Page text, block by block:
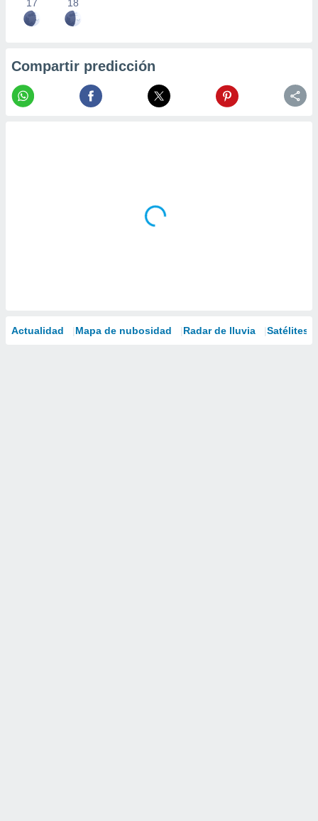
17 18
Compartir predicción
Actualidad Mapa de nubosidad Radar de lluvia Satélites